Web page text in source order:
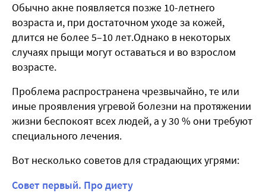
Обычно акне появляется позже 10-летнего
возраста и, при достаточном уходе за кожей,
длится не более 5–10 лет.Однако в некоторых
случаях прыщи могут оставаться и во взрослом
возрасте.
Проблема распространена чрезвычайно, те или
иные проявления угревой болезни на протяжении
жизни беспокоят всех людей, а у 30 % они требуют
специального лечения.
Вот несколько советов для страдающих угрями:
Совет первый. Про диету